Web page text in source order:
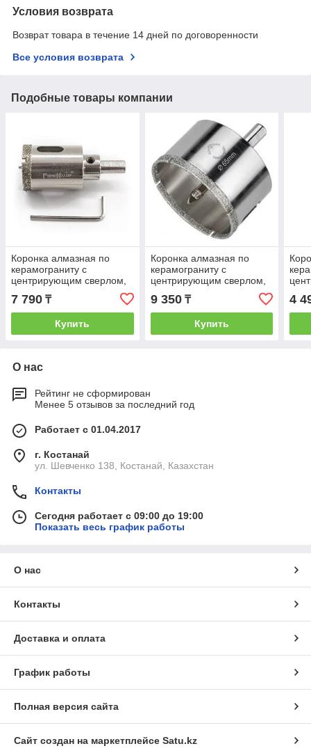
Условия возврата
Возврат товара в течение 14 дней по договоренности
Все условия возврата
Подобные товары компании
Коронка алмазная по
керамограниту с
центрирующим сверлом,
45 х 67 мм, 35-4-445
7 790 ₸
Купить
Коронка алмазная по
керамограниту с
центрирующим сверлом,
65 х 67 мм, (шт.) 35-4-465
9 350₸
Купить
4
О нас
Рейтинг не сформирован
Менее 5 отзывов за последний год
Работает с 01.04.2017
г. Костанай
ул. Шевченко 138, Костанай, Казахстан
Контакты
Сегодня работает с 09:00 до 19:00
Показать весь график работы
О нас
Контакты
Доставка и оплата
График работы
Полная версия сайта
Сайт создан на маркетплейсе Satu.kz